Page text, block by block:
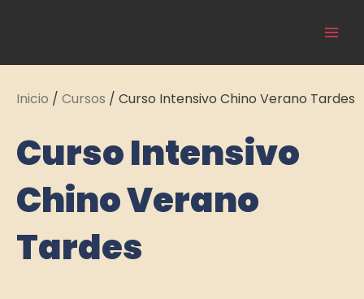
Inicio / Cursos / Curso Intensivo Chino Verano Tardes
Curso Intensivo
Chino Verano
Tardes